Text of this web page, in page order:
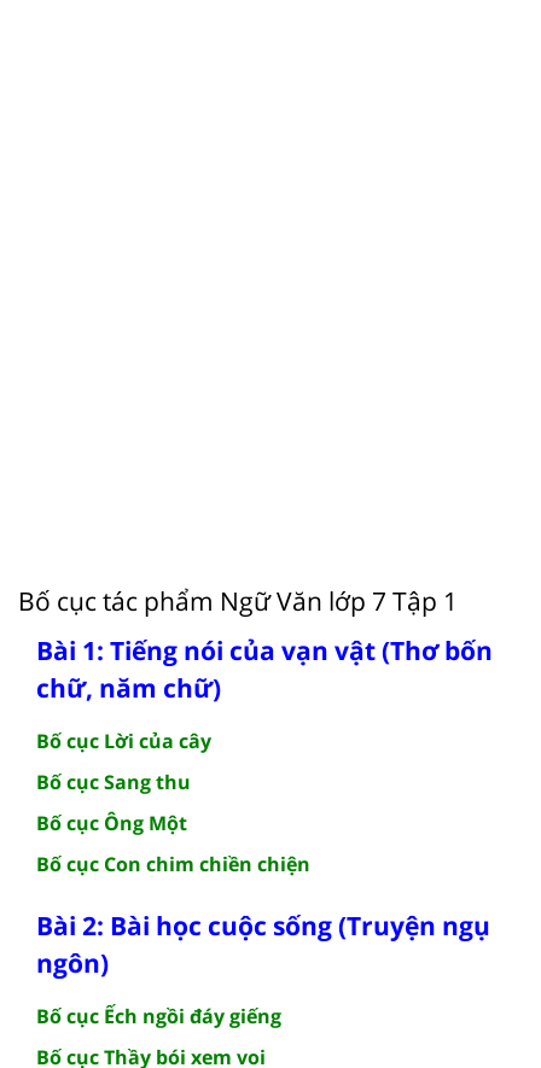
Bố cục tác phẩm Ngữ Văn lớp 7 Tập 1
Bài 1: Tiếng nói của vạn vật (Thơ bốn
chữ, năm chữ)
Bố cục Lời của cây
Bố cục Sang thu
Bố cục Ông Một
Bố cục Con chim chiền chiện
Bài 2: Bài học cuộc sống (Truyện ngụ
ngôn)
Bố cục Ếch ngồi đáy giếng
Bố cục Thầy bói xem voi